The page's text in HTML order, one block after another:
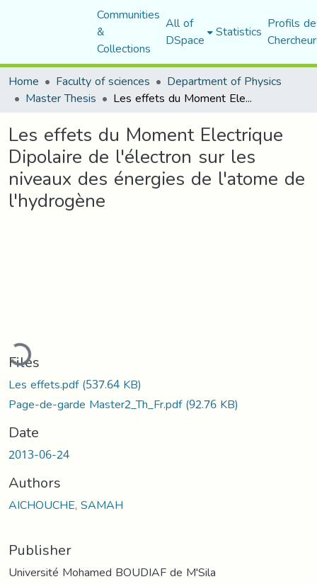
Communities
&
Collections
All of
DSpace Statistics Profils
Home
Faculty of sciences Department of Physics
Master Thesis Les effets du Moment Electrique Dipolaire de l'électron sur les niveaux des énergies de l'atome de l'hydrogène
Les effets du Moment Electrique
Dipolaire de l'électron sur les
niveaux des énergies de l'atome de
l'hydrogène
Loading...
Files
Les effets.pdf(537.64 KB)
Page-de-garde Master2_Th_Fr.pdf(92.76 KB)
Date
2013-06-24
Authors
AICHOUCHE, SAMAH
Publisher
Université Mohamed BOUDIAF de M'Sila